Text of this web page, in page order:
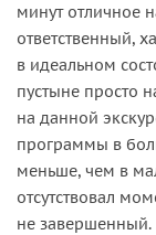
минут отличное
ответственный,
в идеальном
пустыне просто
на данной
программы в
меньше, чем в
отсутствовал
не завершенный.